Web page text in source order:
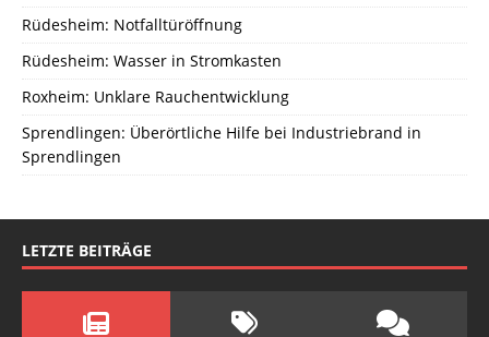
Rüdesheim: Notfalltüröffnung
Rüdesheim: Wasser in Stromkasten
Roxheim: Unklare Rauchentwicklung
Sprendlingen: Überörtliche Hilfe bei Industriebrand in
Sprendlingen
LETZTE BEITRÄGE